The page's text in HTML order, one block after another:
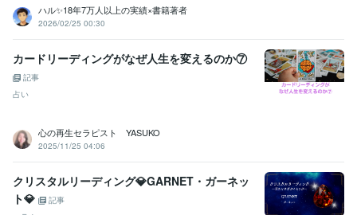
ハル✨18年7万人以上の実績×書籍著者
2026/02/25 00:30
カードリーディングがなぜ人生を変えるのか⑦
記事
占い
心の再生セラピスト YASUKO
2025/11/25 04:06
クリスタルリーディング💎GARNET・ガーネッ
ト💎
記事